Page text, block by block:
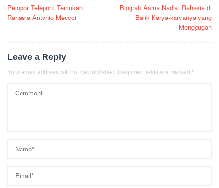
navigation
Pelopor Telepon: Temukan
Rahasia Antonio Meucci
Biografi Asma Nadia: Rahasia di
Balik Karya-karyanya yang
Menggugah
Leave a Reply
Your email address will not be published. Required fields are marked *